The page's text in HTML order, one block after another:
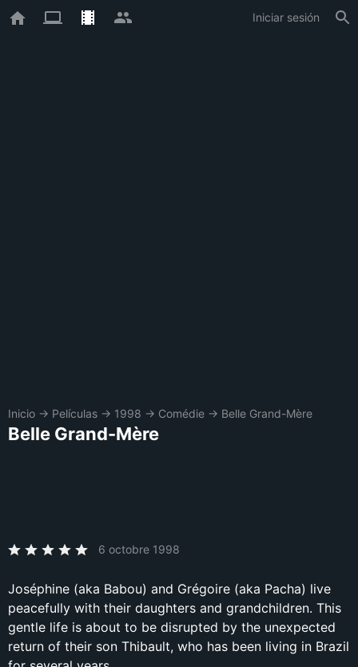
Iniciar sesión
Inicio → Películas → 1998 → Comédie → Belle Grand-Mère
Belle Grand-Mère
6 octobre 1998
Joséphine (aka Babou) and Grégoire (aka Pacha) live
peacefully with their daughters and grandchildren. This
gentle life is about to be disrupted by the unexpected
return of their son Thibault, who has been living in Brazil